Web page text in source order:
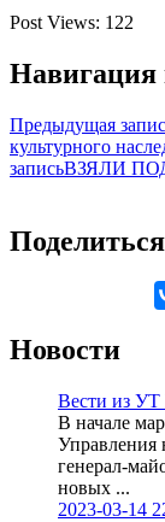
Post Views: 122
Навигация
Предыдущая
культурного
записьВЗЯЛИ
Новости
Вести из
В начале
генерал-
новых ...
2023-03-14